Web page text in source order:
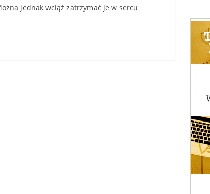
jednak wciąż zatrzymać je w sercu